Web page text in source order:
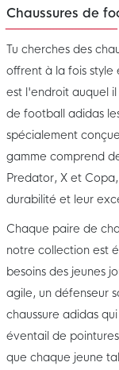
Chaussures de
Tu cherches des
offrent à la fois style
est l'endroit auquel
de football adidas
spécialement
gamme comprend
Predator, X et
durabilité et leur
Chaque paire de
notre collection est
besoins des jeunes
agile, un défenseur
chaussure adidas
éventail de
que chaque jeune